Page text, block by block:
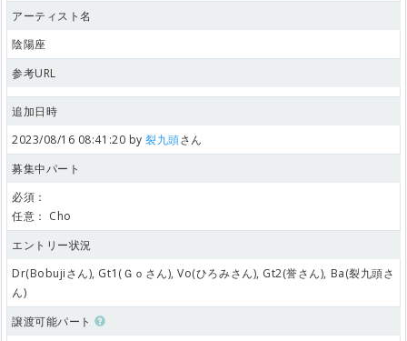
アーティスト名
陰陽座
参考URL
追加日時
2023/08/16 08:41:20 by裂九頭さん
募集中パート
必須：
任意： Cho
エントリー状況
Dr(Bobujiさん), Gt1(Ｇｏさん), Vo(ひろみさん), Gt2(誉さん), Ba(裂九頭さ
ん)
譲渡可能パート